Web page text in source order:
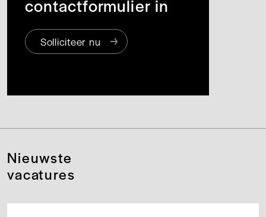
contactformulier in
Solliciteer nu
Nieuwste
vacatures